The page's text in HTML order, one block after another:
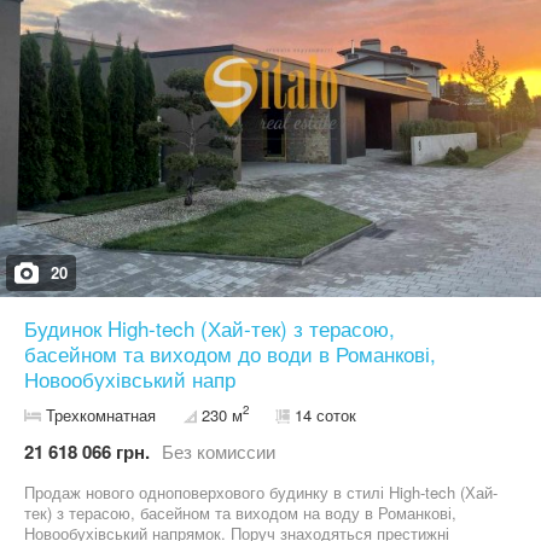
терасу та видом на Київські Карпати! Загальна площа будинку з
терасою та гаражем складає 290 кв.м. Планування включає: І
поверх - простору кухню-вітальню з виходом на велику терасу,
гостьова спальня, 2 санвузли, гардероб, топкова та технічна
кімнати, передпокій та гараж на 2 авто. ІІ поверх - 2 мастер-
спальні з власними гардеробними, санвузлами та з виходом на
велику терасу, передпокій. Будинок побудований з керамічної
цегли, утеплений мінватою та обладнаний панорамними
алюмінієвими енергозберігаючими вікнами. На ділянці площею
14 соток з ландшафтним дизайном та автоматичним поливом
облаштоване бетонне укріплення берега зі скляною огорожею,
великий басейн та зона для барбекю. Проведено електрику 15
кВт, газ підведений до будинку. Є свердловина та септик.
Територія під відеоспостереженням та охороною 24/7! Відстань
20
Будинок High-tech (Хай-тек) з терасою,
басейном та виходом до води в Романкові,
Новообухівський напр
Трехкомнатная 230 м2 14 соток
21 618 066 грн. Без комиссии
Продаж нового одноповерхового будинку в стилі High-tech (Хай-
тек) з терасою, басейном та виходом на воду в Романкові,
Новообухівський напрямок. Поруч знаходяться престижні